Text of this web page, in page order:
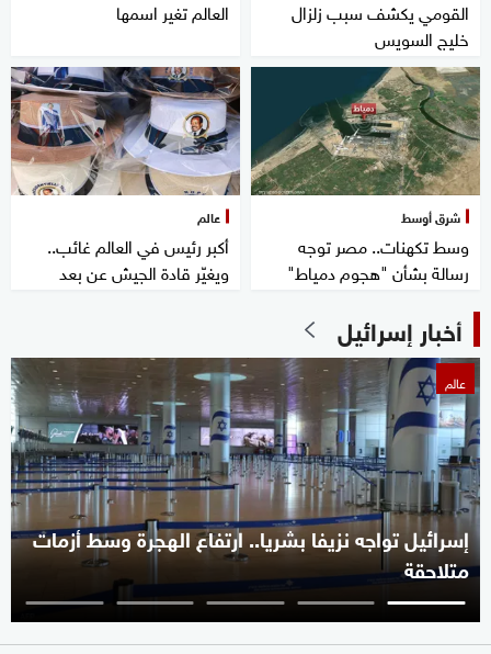
القومي يكشف سبب زلزال
خليج السويس
العالم تغير اسمها
شرق أوسط
وسط تكهنات.. مصر توجه
رسالة بشأن "هجوم دمياط"
عالم
أكبر رئيس في العالم غائب..
ويغيّر قادة الجيش عن بعد
أخبار إسرائيل
عالم
إسرائيل تواجه نزيفا بشريا.. ارتفاع الهجرة وسط أزمات
متلاحقة